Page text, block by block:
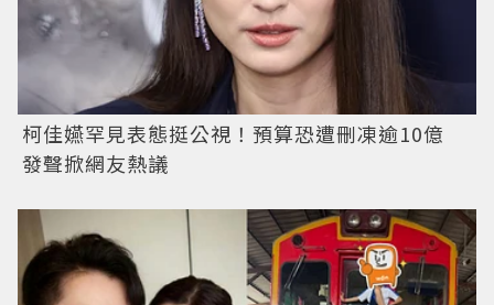
柯佳嬿罕見表態挺公視！預算恐遭刪凍逾10億
發聲掀網友熱議